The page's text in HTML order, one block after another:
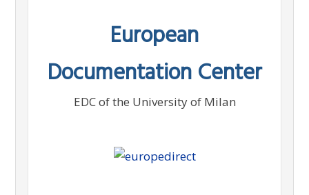
European
Documentation Center
EDC of the University of Milan